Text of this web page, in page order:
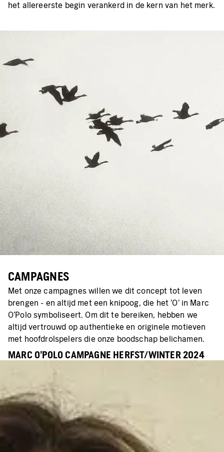
het allereerste begin verankerd in de kern van het merk.
CAMPAGNES
Met onze campagnes willen we dit concept tot leven
brengen - en altijd met een knipoog, die het 'O' in Marc
O'Polo symboliseert. Om dit te bereiken, hebben we
altijd vertrouwd op authentieke en originele motieven
met hoofdrolspelers die onze boodschap belichamen.
MARC O'POLO CAMPAGNE HERFST/WINTER 2024